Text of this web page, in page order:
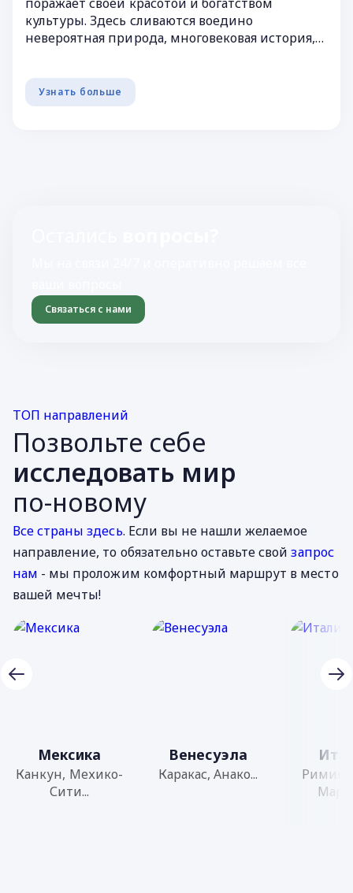
культуры. Здесь сливаются воедино
невероятная природа, многовековая история,
Узнать больше
Связаться с нами
ТОП направлений
Позвольте себе
исследовать мир
по-новому
Все страны здесь. Если вы не нашли желаемое
направление, то обязательно оставьте свойзапрос
нам - мы проложим комфортный маршрут в место
вашей мечты!
Мексика
Канкун, Мехико-
Сити...
Венесуэла
Каракас, Анако...